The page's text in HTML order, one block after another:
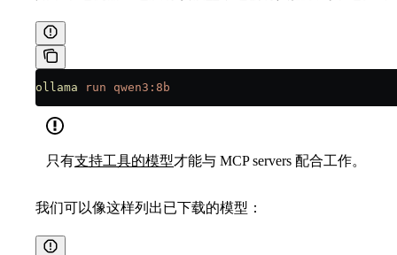
ollama run qwen3:8b
只有支持工具的模型才能与 MCP servers 配合工作。
我们可以像这样列出已下载的模型：